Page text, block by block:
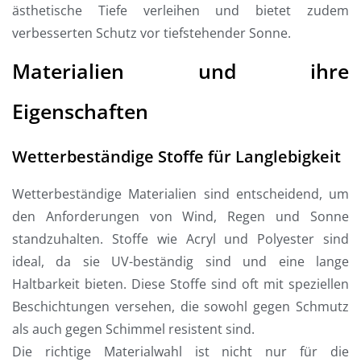
ästhetische Tiefe verleihen und bietet zudem
verbesserten Schutz vor tiefstehender Sonne.
Materialien und ihre
Eigenschaften
Wetterbeständige Stoffe für Langlebigkeit
Wetterbeständige Materialien sind entscheidend, um
den Anforderungen von Wind, Regen und Sonne
standzuhalten. Stoffe wie Acryl und Polyester sind
ideal, da sie UV-beständig sind und eine lange
Haltbarkeit bieten. Diese Stoffe sind oft mit speziellen
Beschichtungen versehen, die sowohl gegen Schmutz
als auch gegen Schimmel resistent sind.
Die richtige Materialwahl ist nicht nur für die